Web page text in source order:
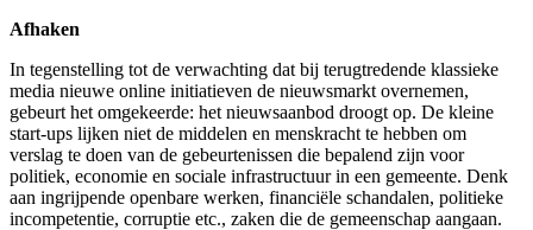
Afhaken
In tegenstelling tot de verwachting dat bij terugtredende klassieke
media nieuwe online initiatieven de nieuwsmarkt overnemen,
gebeurt het omgekeerde: het nieuwsaanbod droogt op. De kleine
start-ups lijken niet de middelen en menskracht te hebben om
verslag te doen van de gebeurtenissen die bepalend zijn voor
politiek, economie en sociale infrastructuur in een gemeente. Denk
aan ingrijpende openbare werken, financiële schandalen, politieke
incompetentie, corruptie etc., zaken die de gemeenschap aangaan.